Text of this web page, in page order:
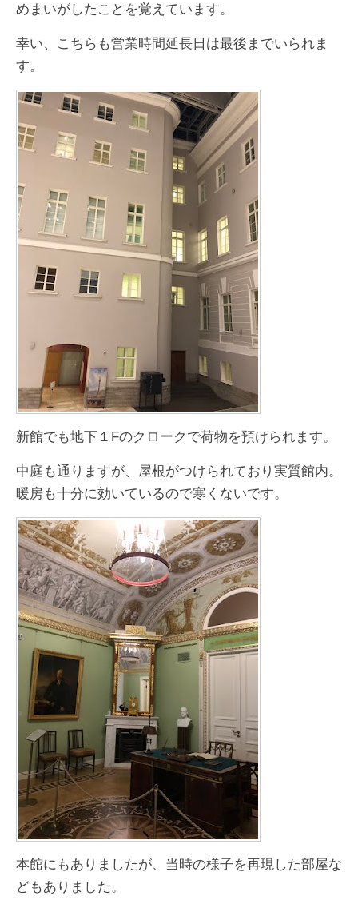
めまいがしたことを覚えています。
幸い、こちらも営業時間延長日は最後までいられま
す。
新館でも地下１Fのクロークで荷物を預けられます。
中庭も通りますが、屋根がつけられており実質館内。
暖房も十分に効いているので寒くないです。
本館にもありましたが、当時の様子を再現した部屋な
どもありました。